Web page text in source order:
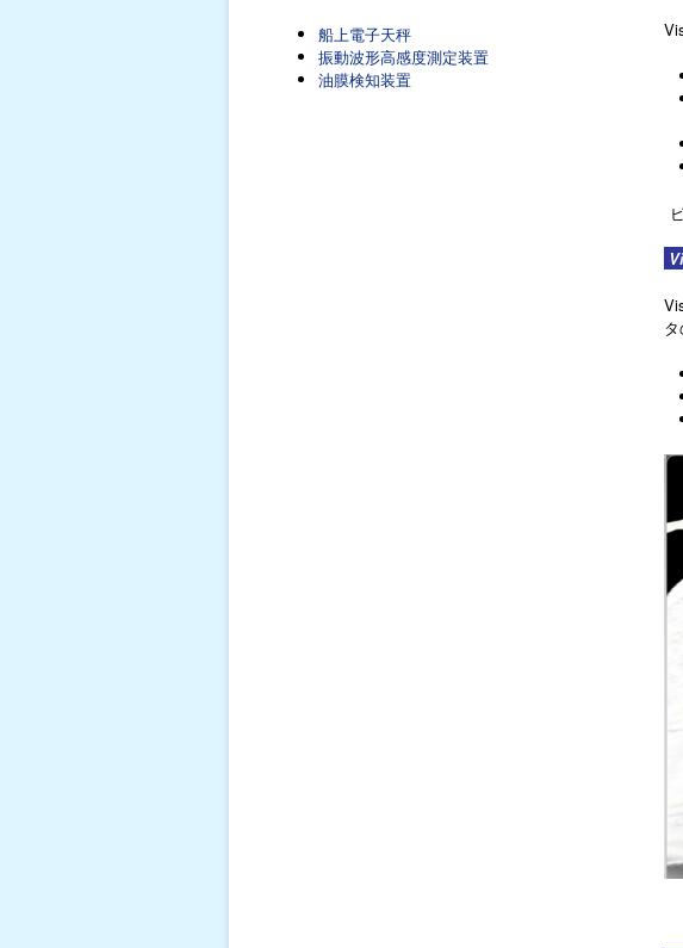
船上電子天秤
振動波形高感度測定装置
油膜検知装置